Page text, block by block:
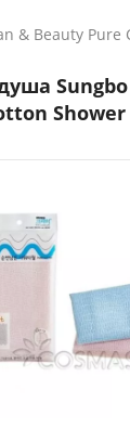
& Beauty Pure
Shower